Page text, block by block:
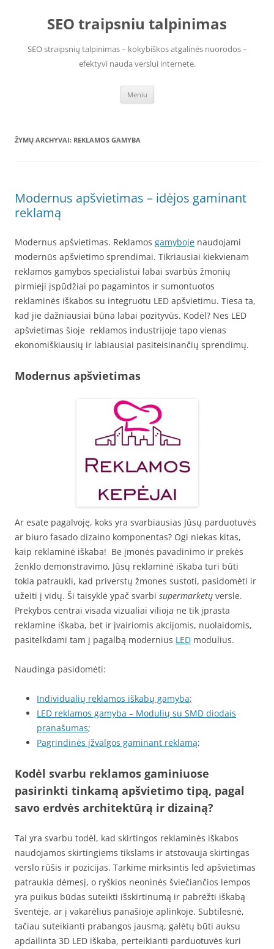
SEO traipsniu talpinimas
SEO straipsnių talpinimas – kokybiškos atgalinės nuorodos –
efektyvi nauda verslui internete.
Meniu
ŽYMŲ ARCHYVAI: REKLAMOS GAMYBA
Modernus apšvietimas – idėjos gaminant
reklamą
Modernus apšvietimas. Reklamos gamyboje naudojami
modernūs apšvietimo sprendimai. Tikriausiai kiekvienam
reklamos gamybos specialistui labai svarbūs žmonių
pirmieji įspūdžiai po pagamintos ir sumontuotos
reklaminės iškabos su integruotu LED apšvietimu. Tiesa ta,
kad jie dažniausiai būna labai pozityvūs. Kodėl? Nes LED
apšvietimas šioje reklamos industrijoje tapo vienas
ekonomiškiausių ir labiausiai pasiteisinančių sprendimų.
Modernus apšvietimas
Ar esate pagalvoję, koks yra svarbiausias Jūsų parduotuvės
ar biuro fasado dizaino komponentas? Ogi niekas kitas,
kaip reklaminė iškaba! Be įmonės pavadinimo ir prekės
ženklo demonstravimo, Jūsų reklaminė iškaba turi būti
tokia patraukli, kad priverstų žmones sustoti, pasidomėti ir
užeiti į vidų. Ši taisyklė ypač svarbi supermarketų versle.
Prekybos centrai visada vizualiai vilioja ne tik įprasta
reklamine iškaba, bet ir įvairiomis akcijomis, nuolaidomis,
pasitelkdami tam į pagalbą modernius LED modulius.
Naudinga pasidomėti:
Individualių reklamos iškabų gamyba;
LED reklamos gamyba – Modulių su SMD diodais
pranašumas;
Pagrindinės įžvalgos gaminant reklamą;
Kodėl svarbu reklamos gaminiuose
pasirinkti tinkamą apšvietimo tipą, pagal
savo erdvės architektūrą ir dizainą?
Tai yra svarbu todėl, kad skirtingos reklaminės iškabos
naudojamos skirtingiems tikslams ir atstovauja skirtingas
verslo rūšis ir pozicijas. Tarkime mirksintis led apšvietimas
patraukia dėmesį, o ryškios neoninės šviečiančios lempos
yra puikus būdas suteikti išskirtinumą ir pabrėžti iškabą
šventėje, ar į vakarėlius panašioje aplinkoje. Subtilesnė,
tačiau suteikianti prabangos jausmą, galėtų būti auksu
apdailinta 3D LED iškaba, perteikianti parduotuvės kuri